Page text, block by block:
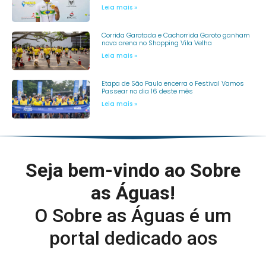
Leia mais »
Corrida Garotada e Cachorrida Garoto ganham
nova arena no Shopping Vila Velha
Leia mais »
Etapa de São Paulo encerra o Festival Vamos
Passear no dia 16 deste mês
Leia mais »
Seja bem-vindo ao Sobre
as Águas!
O Sobre as Águas é um
portal dedicado aos